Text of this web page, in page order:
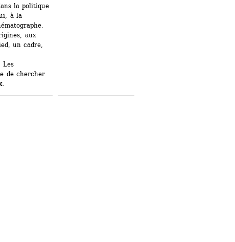
la politique
à la
aux
un cadre,
Les
de chercher